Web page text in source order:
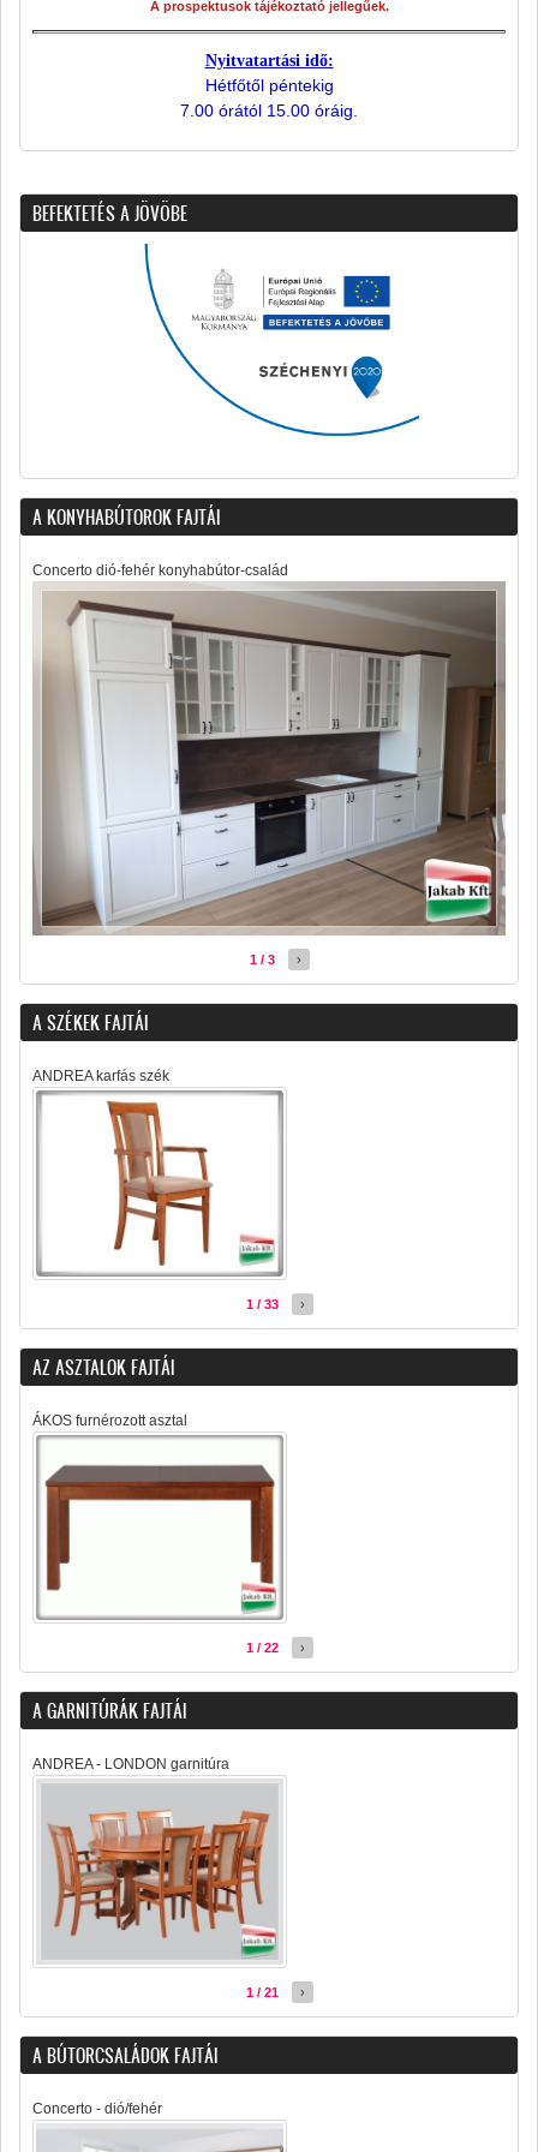
A prospektusok tájékoztató jellegűek.
Nyitvatartási idő:
Hétfőtől péntekig
7.00 órától 15.00 óráig.
BEFEKTETÉS A JÖVÖBE
A KONYHABÚTOROK FAJTÁI
Concerto dió-fehér konyhabútor-család
1 / 3 ›
A SZÉKEK FAJTÁI
ANDREA karfás szék
1 / 33 ›
AZ ASZTALOK FAJTÁI
ÁKOS furnérozott asztal
1 / 22 ›
A GARNITÚRÁK FAJTÁI
ANDREA - LONDON garnitúra
1 / 21 ›
A BÚTORCSALÁDOK FAJTÁI
Concerto - dió/fehér